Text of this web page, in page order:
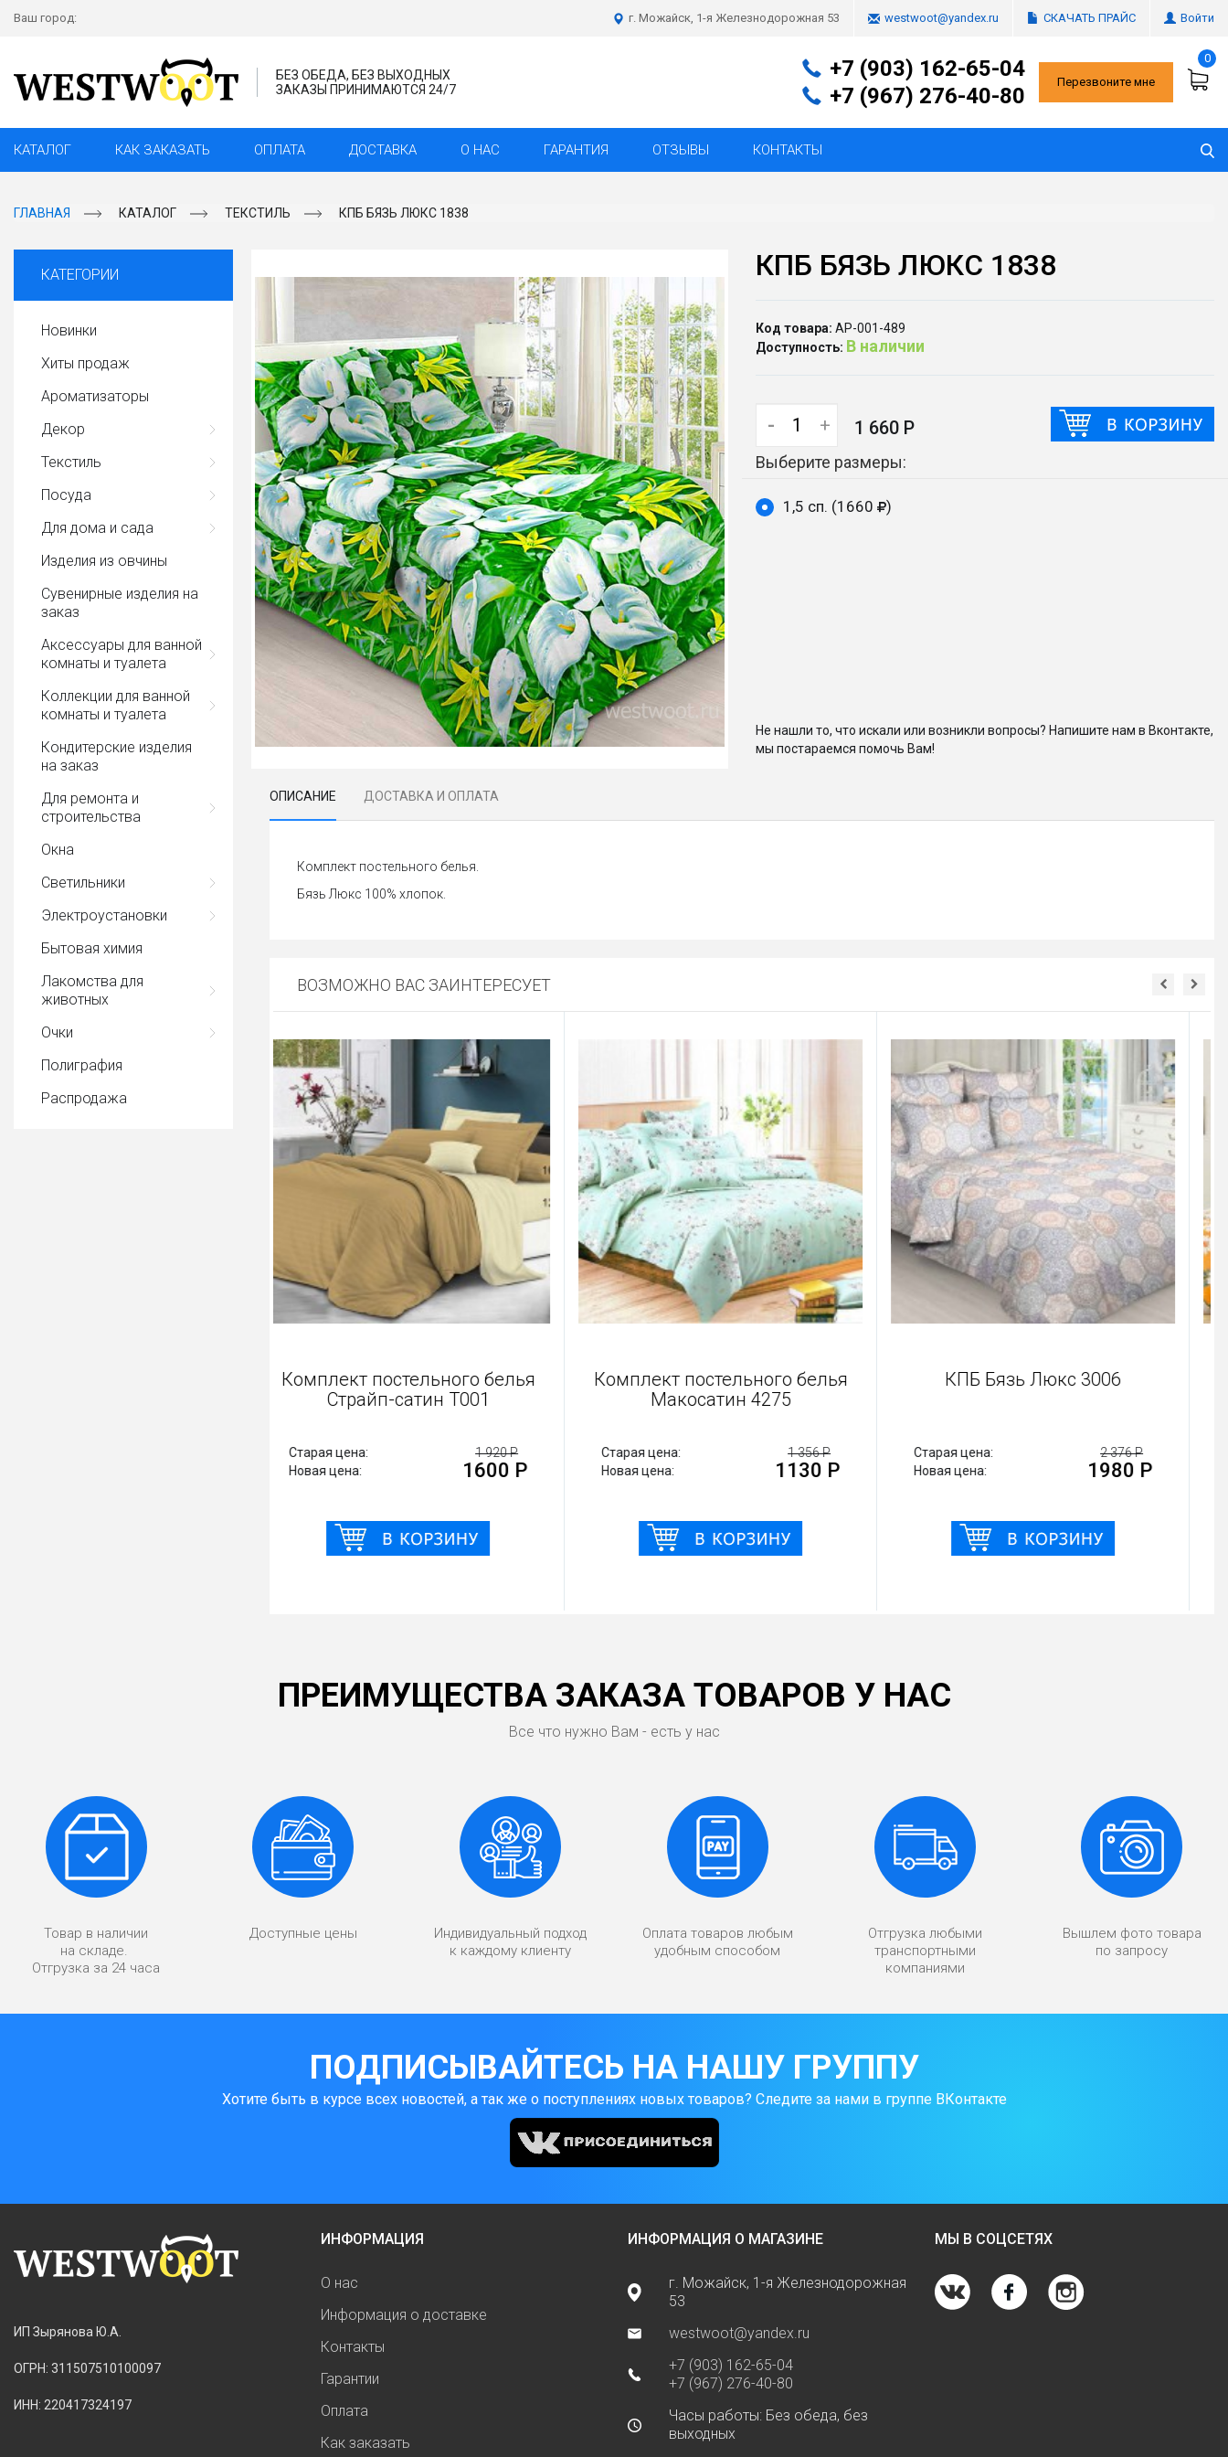
Ваш город: г. Можайск, 1-я Железнодорожная 53 westwoot@yandex.ru СКАЧАТЬ ПРАЙС Войти
БЕЗ ОБЕДА, БЕЗ ВЫХОДНЫХ
ЗАКАЗЫ ПРИНИМАЮТСЯ 24/7
+7 (903) 162-65-04
+7 (967) 276-40-80
Перезвоните мне
0
КАТАЛОГ КАК ЗАКАЗАТЬ ОПЛАТА ДОСТАВКА О НАС ГАРАНТИЯ ОТЗЫВЫ КОНТАКТЫ
ГЛАВНАЯ КАТАЛОГ ТЕКСТИЛЬ КПБ БЯЗЬ ЛЮКС 1838
КАТЕГОРИИ
Новинки
Хиты продаж
Ароматизаторы
Декор
Текстиль
Посуда
Для дома и сада
Изделия из овчины
Сувенирные изделия на
заказ
Аксессуары для ванной
комнаты и туалета
Коллекции для ванной
комнаты и туалета
Кондитерские изделия
на заказ
Для ремонта и
строительства
Окна
Светильники
Электроустановки
Бытовая химия
Лакомства для
животных
Очки
Полиграфия
Распродажа
КПБ БЯЗЬ ЛЮКС 1838
Код товара: АР-001-489
Доступность: В наличии
- + 1 660 Р
Выберите размеры:
1,5 сп. (1660 )
Не нашли то, что искали или возникли вопросы? Напишите нам в Вконтакте,
мы постараемся помочь Вам!
ОПИСАНИЕ ДОСТАВКА И ОПЛАТА
Комплект постельного белья.
Бязь Люкс 100% хлопок.
ВОЗМОЖНО ВАС ЗАИНТЕРЕСУЕТ
Комплект постельного белья
Страйп-сатин Т001
Старая цена:
1 920 Р
Новая цена:
1600 Р
Комплект постельного белья
Макосатин 4275
Старая цена:
1 356 Р
Новая цена:
1130 Р
КПБ Бязь Люкс 3006
Старая цена:
2 376 Р
Новая цена:
1980 Р
ПРЕИМУЩЕСТВА ЗАКАЗА ТОВАРОВ У НАС
Все что нужно Вам - есть у нас
Товар в наличии
на складе.
Отгрузка за 24 часа
Доступные цены
Индивидуальный подход
к каждому клиенту
Оплата товаров любым
удобным способом
Отгрузка любыми
транспортными
компаниями
Вышлем фото товара
по запросу
ПОДПИСЫВАЙТЕСЬ НА НАШУ ГРУППУ
Хотите быть в курсе всех новостей, а так же о поступлениях новых товаров? Следите за нами в группе ВКонтакте
ИП Зырянова Ю.А.
ОГРН: 311507510100097
ИНН: 220417324197
ИНФОРМАЦИЯ
О нас
Информация о доставке
Контакты
Гарантии
Оплата
Как заказать
ИНФОРМАЦИЯ О МАГАЗИНЕ
г. Можайск, 1-я Железнодорожная
53
westwoot@yandex.ru
+7 (903) 162-65-04
+7 (967) 276-40-80
Часы работы: Без обеда, без
выходных
МЫ В СОЦСЕТЯХ